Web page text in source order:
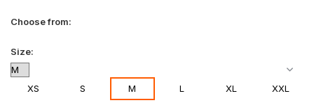
Choose from:
Size:
XS S M L XL XXL